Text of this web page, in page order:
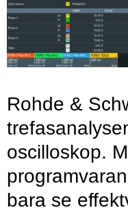
Rohde &
oscilloskop.
bara se